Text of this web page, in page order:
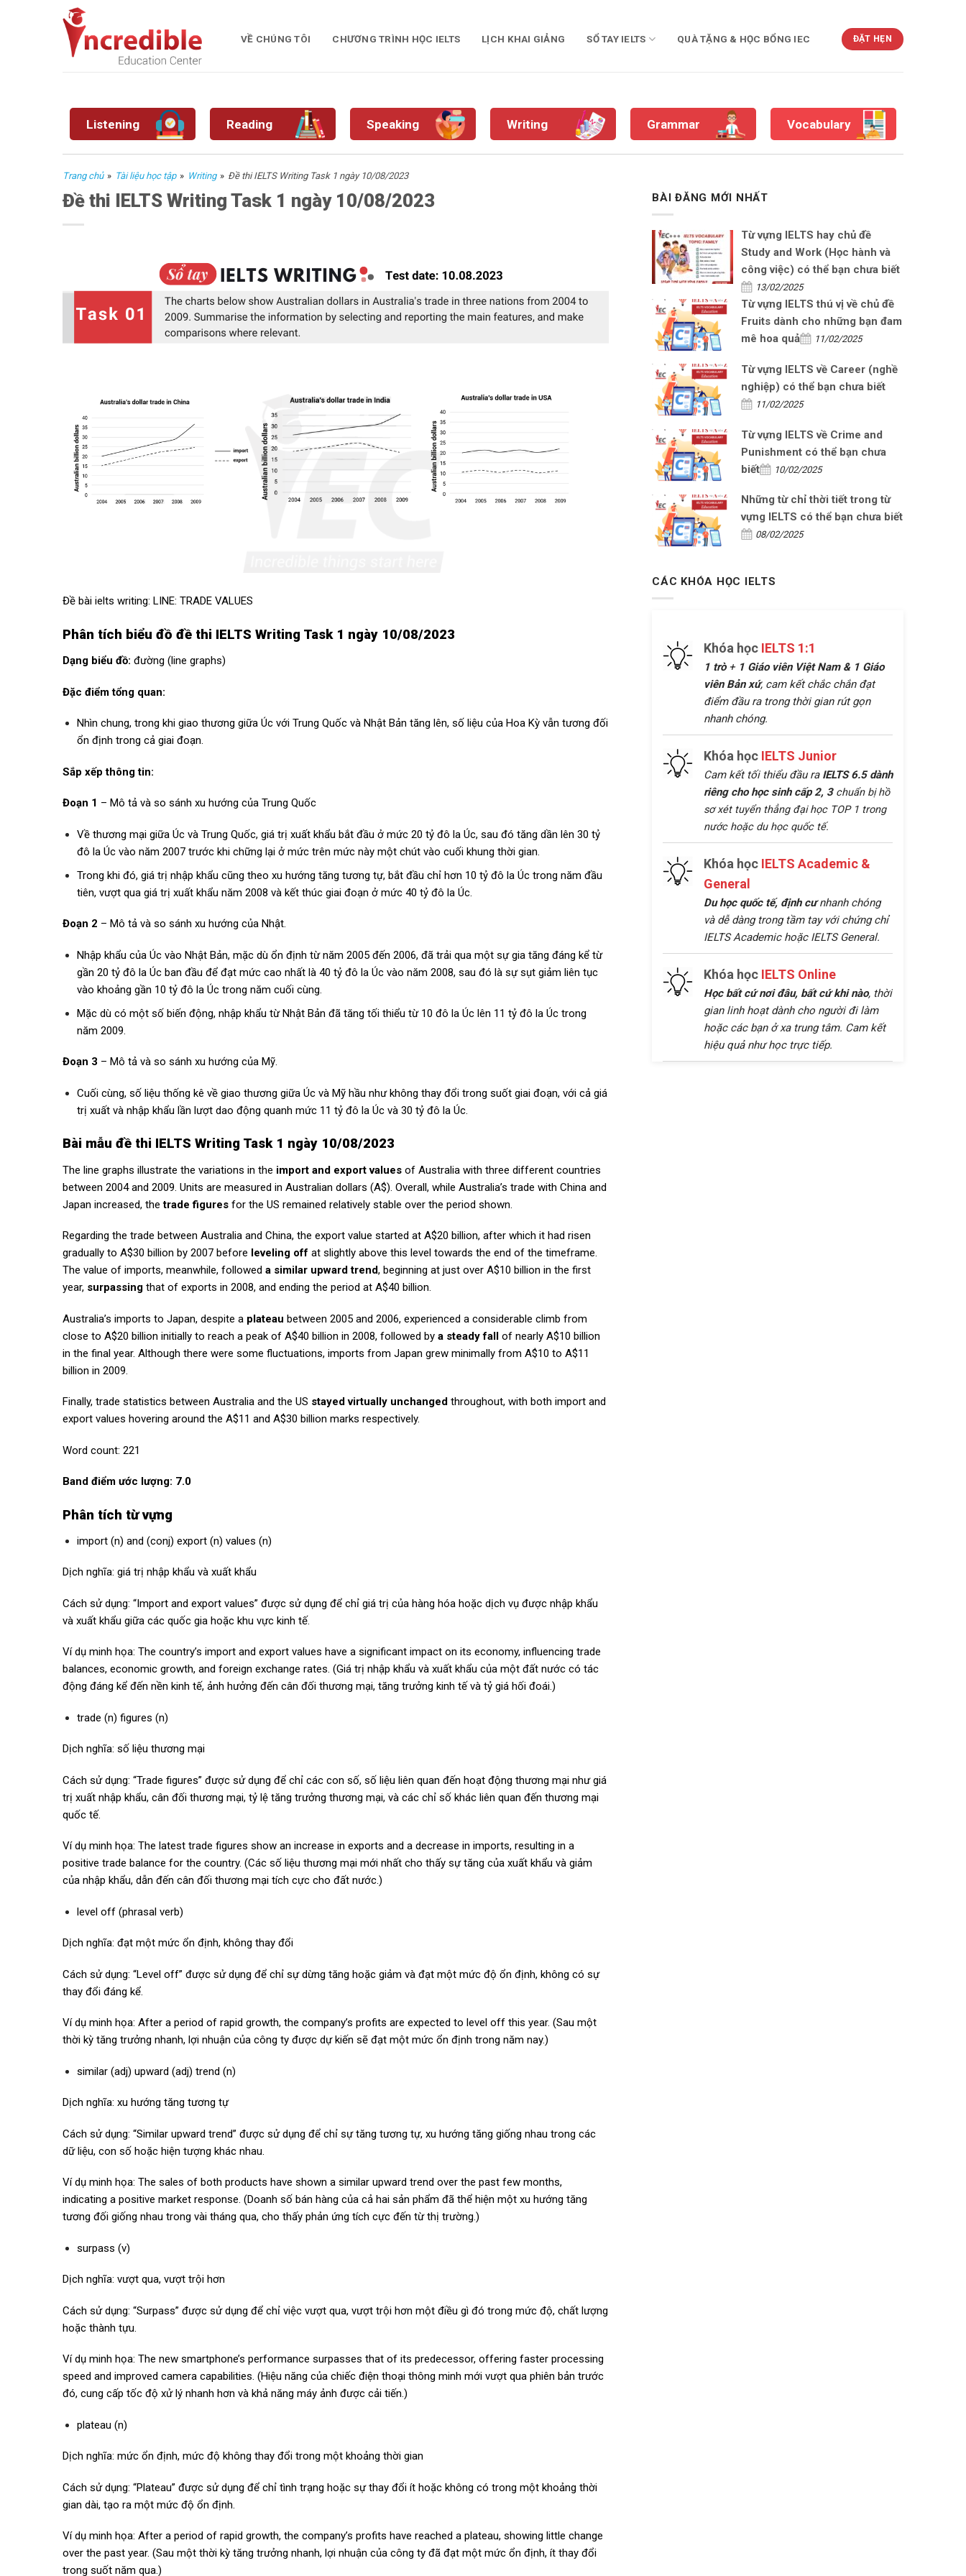
VỀ CHÚNG TÔI CHƯƠNG TRÌNH HỌC IELTS LỊCH KHAI GIẢNG SỔ TAY IELTS QUÀ TẶNG & HỌC BỔNG IEC ĐẶT HẸN
Listening Reading Speaking Writing Grammar Vocabulary
Trang chủ » Tài liệu học tập » Writing » Đề thi IELTS Writing Task 1 ngày 10/08/2023
Đề thi IELTS Writing Task 1 ngày 10/08/2023
Đề bài ielts writing: LINE: TRADE VALUES
Phân tích biểu đồ đề thi IELTS Writing Task 1 ngày 10/08/2023
Dạng biểu đồ: đường (line graphs)
Đặc điểm tổng quan:
Nhìn chung, trong khi giao thương giữa Úc với Trung Quốc và Nhật Bản tăng lên, số liệu của Hoa Kỳ vẫn tương đối
ổn định trong cả giai đoạn.
Sắp xếp thông tin:
Đoạn 1 – Mô tả và so sánh xu hướng của Trung Quốc
Về thương mại giữa Úc và Trung Quốc, giá trị xuất khẩu bắt đầu ở mức 20 tỷ đô la Úc, sau đó tăng dần lên 30 tỷ
đô la Úc vào năm 2007 trước khi chững lại ở mức trên mức này một chút vào cuối khung thời gian.
Trong khi đó, giá trị nhập khẩu cũng theo xu hướng tăng tương tự, bắt đầu chỉ hơn 10 tỷ đô la Úc trong năm đầu
tiên, vượt qua giá trị xuất khẩu năm 2008 và kết thúc giai đoạn ở mức 40 tỷ đô la Úc.
Đoạn 2 – Mô tả và so sánh xu hướng của Nhật.
Nhập khẩu của Úc vào Nhật Bản, mặc dù ổn định từ năm 2005 đến 2006, đã trải qua một sự gia tăng đáng kể từ
gần 20 tỷ đô la Úc ban đầu để đạt mức cao nhất là 40 tỷ đô la Úc vào năm 2008, sau đó là sự sụt giảm liên tục
vào khoảng gần 10 tỷ đô la Úc trong năm cuối cùng.
Mặc dù có một số biến động, nhập khẩu từ Nhật Bản đã tăng tối thiểu từ 10 đô la Úc lên 11 tỷ đô la Úc trong
năm 2009.
Đoạn 3 – Mô tả và so sánh xu hướng của Mỹ.
Cuối cùng, số liệu thống kê về giao thương giữa Úc và Mỹ hầu như không thay đổi trong suốt giai đoạn, với cả giá
trị xuất và nhập khẩu lần lượt dao động quanh mức 11 tỷ đô la Úc và 30 tỷ đô la Úc.
Bài mẫu đề thi IELTS Writing Task 1 ngày 10/08/2023
The line graphs illustrate the variations in the import and export values of Australia with three different countries
between 2004 and 2009. Units are measured in Australian dollars (A$). Overall, while Australia’s trade with China and
Japan increased, the trade figures for the US remained relatively stable over the period shown.
Regarding the trade between Australia and China, the export value started at A$20 billion, after which it had risen
gradually to A$30 billion by 2007 before leveling off at slightly above this level towards the end of the timeframe.
The value of imports, meanwhile, followed a similar upward trend, beginning at just over A$10 billion in the first
year, surpassing that of exports in 2008, and ending the period at A$40 billion.
Australia’s imports to Japan, despite a plateau between 2005 and 2006, experienced a considerable climb from
close to A$20 billion initially to reach a peak of A$40 billion in 2008, followed by a steady fall of nearly A$10 billion
in the final year. Although there were some fluctuations, imports from Japan grew minimally from A$10 to A$11
billion in 2009.
Finally, trade statistics between Australia and the US stayed virtually unchanged throughout, with both import and
export values hovering around the A$11 and A$30 billion marks respectively.
Word count: 221
Band điểm ước lượng: 7.0
Phân tích từ vựng
import (n) and (conj) export (n) values (n)
Dịch nghĩa: giá trị nhập khẩu và xuất khẩu
Cách sử dụng: “Import and export values” được sử dụng để chỉ giá trị của hàng hóa hoặc dịch vụ được nhập khẩu
và xuất khẩu giữa các quốc gia hoặc khu vực kinh tế.
Ví dụ minh họa: The country’s import and export values have a significant impact on its economy, influencing trade
balances, economic growth, and foreign exchange rates. (Giá trị nhập khẩu và xuất khẩu của một đất nước có tác
động đáng kể đến nền kinh tế, ảnh hưởng đến cân đối thương mại, tăng trưởng kinh tế và tỷ giá hối đoái.)
trade (n) figures (n)
Dịch nghĩa: số liệu thương mại
Cách sử dụng: “Trade figures” được sử dụng để chỉ các con số, số liệu liên quan đến hoạt động thương mại như giá
trị xuất nhập khẩu, cân đối thương mại, tỷ lệ tăng trưởng thương mại, và các chỉ số khác liên quan đến thương mại
quốc tế.
Ví dụ minh họa: The latest trade figures show an increase in exports and a decrease in imports, resulting in a
positive trade balance for the country. (Các số liệu thương mại mới nhất cho thấy sự tăng của xuất khẩu và giảm
của nhập khẩu, dẫn đến cân đối thương mại tích cực cho đất nước.)
level off (phrasal verb)
Dịch nghĩa: đạt một mức ổn định, không thay đổi
Cách sử dụng: “Level off” được sử dụng để chỉ sự dừng tăng hoặc giảm và đạt một mức độ ổn định, không có sự
thay đổi đáng kể.
Ví dụ minh họa: After a period of rapid growth, the company’s profits are expected to level off this year. (Sau một
thời kỳ tăng trưởng nhanh, lợi nhuận của công ty được dự kiến sẽ đạt một mức ổn định trong năm nay.)
similar (adj) upward (adj) trend (n)
Dịch nghĩa: xu hướng tăng tương tự
Cách sử dụng: “Similar upward trend” được sử dụng để chỉ sự tăng tương tự, xu hướng tăng giống nhau trong các
dữ liệu, con số hoặc hiện tượng khác nhau.
Ví dụ minh họa: The sales of both products have shown a similar upward trend over the past few months,
indicating a positive market response. (Doanh số bán hàng của cả hai sản phẩm đã thể hiện một xu hướng tăng
tương đối giống nhau trong vài tháng qua, cho thấy phản ứng tích cực đến từ thị trường.)
surpass (v)
Dịch nghĩa: vượt qua, vượt trội hơn
Cách sử dụng: “Surpass” được sử dụng để chỉ việc vượt qua, vượt trội hơn một điều gì đó trong mức độ, chất lượng
hoặc thành tựu.
Ví dụ minh họa: The new smartphone’s performance surpasses that of its predecessor, offering faster processing
speed and improved camera capabilities. (Hiệu năng của chiếc điện thoại thông minh mới vượt qua phiên bản trước
đó, cung cấp tốc độ xử lý nhanh hơn và khả năng máy ảnh được cải tiến.)
plateau (n)
Dịch nghĩa: mức ổn định, mức độ không thay đổi trong một khoảng thời gian
Cách sử dụng: “Plateau” được sử dụng để chỉ tình trạng hoặc sự thay đổi ít hoặc không có trong một khoảng thời
gian dài, tạo ra một mức độ ổn định.
Ví dụ minh họa: After a period of rapid growth, the company’s profits have reached a plateau, showing little change
over the past year. (Sau một thời kỳ tăng trưởng nhanh, lợi nhuận của công ty đã đạt một mức ổn định, ít thay đổi
trong suốt năm qua.)
BÀI ĐĂNG MỚI NHẤT
Từ vựng IELTS hay chủ đề
Study and Work (Học hành và
công việc) có thể bạn chưa biết
13/02/2025
Từ vựng IELTS thú vị về chủ đề
Fruits dành cho những bạn đam
mê hoa quả
11/02/2025
Từ vựng IELTS về Career (nghề
nghiệp) có thể bạn chưa biết
11/02/2025
Từ vựng IELTS về Crime and
Punishment có thể bạn chưa
biết
10/02/2025
Những từ chỉ thời tiết trong từ
vựng IELTS có thể bạn chưa biết
08/02/2025
CÁC KHÓA HỌC IELTS
Khóa học IELTS 1:1
1 trò+ 1 Giáo viên Việt Nam & 1 Giáo
viên Bản xứ, cam kết chắc chắn đạt
điểm đầu ra trong thời gian rút gọn
nhanh chóng.
Khóa học IELTS Junior
Cam kết tối thiểu đầu raIELTS 6.5 dành
riêng cho học sinh cấp 2, 3 chuẩn bị hồ
sơ xét tuyển thẳng đại học TOP 1 trong
nước hoặc du học quốc tế.
Khóa học IELTS Academic &
General
Du học quốc tế, định cưnhanh chóng
và dễ dàng trong tầm tay với chứng chỉ
IELTS Academic hoặc IELTS General.
Khóa học IELTS Online
Học bất cứ nơi đâu, bất cứ khi nào, thời
gian linh hoạt dành cho người đi làm
hoặc các bạn ở xa trung tâm. Cam kết
hiệu quả như học trực tiếp.